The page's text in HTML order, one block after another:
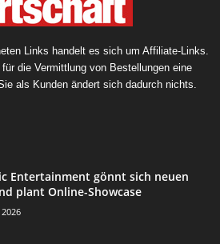
Links handelt es sich um Affiliate-Links.
die Vermittlung von Bestellungen eine
als Kunden ändert sich dadurch nichts.
Entertainment gönnt sich neuen
plant Online-Showcase